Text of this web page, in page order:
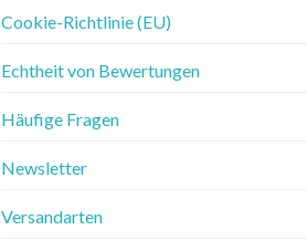
Cookie-Richtlinie (EU)
Echtheit von Bewertungen
Häufige Fragen
Newsletter
Versandarten